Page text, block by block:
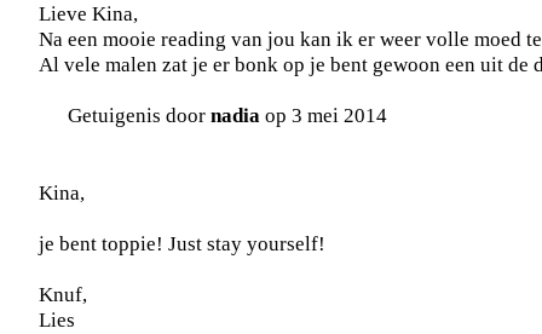
Lieve Kina,
Na een mooie reading van jou kan ik er weer volle moed
Al vele malen zat je er bonk op je bent gewoon een uit de
Getuigenis door nadia op 3 mei 2014
Kina,
je bent toppie! Just stay yourself!
Knuf,
Lies